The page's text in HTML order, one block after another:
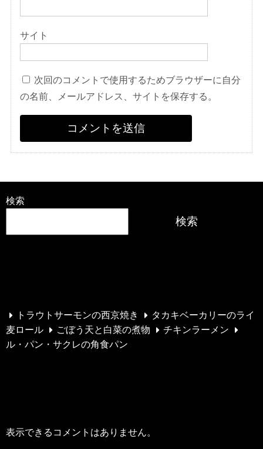
サイト
次回のコメントで使用するためブラウザーに自分
の名前、メールアドレス、サイトを保存する。
検索
検索
トラウトサーモンの西京焼き
タカキベーカリーのライ
麦ロール
ごぼう天と白菜の煮物
チキンラーメン
ル・パン・サクレの角食パン
表示できるコメントはありません。